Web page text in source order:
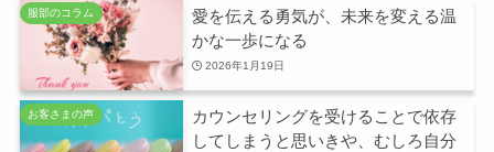
服部のコラム
愛を伝える勇気が、未来を変える温
かな一歩になる
2026年1月19日
お客さまの声
カウンセリングを受けることで依存
してしまうと思いきや、むしろ自分